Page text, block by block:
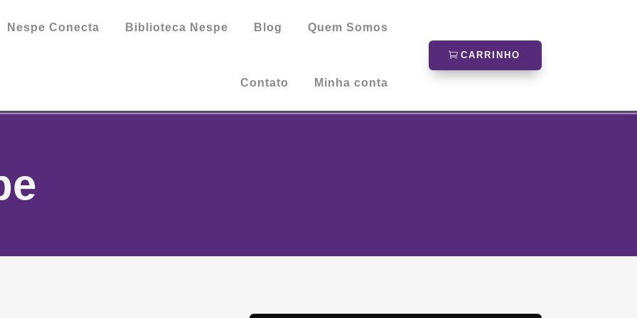
Nespe Conecta Biblioteca Nespe Blog Quem Somos
Contato Minha conta
CARRINHO